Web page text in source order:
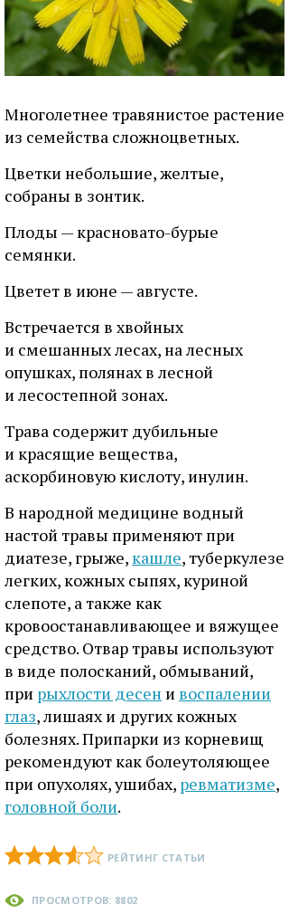
Многолетнее травянистое растение
из семейства сложноцветных.
Цветки небольшие, желтые,
собраны в зонтик.
Плоды — красновато-бурые
семянки.
Цветет в июне — августе.
Встречается в хвойных
и смешанных лесах, на лесных
опушках, полянах в лесной
и лесостепной зонах.
Трава содержит дубильные
и красящие вещества,
аскорбиновую кислоту, инулин.
В народной медицине водный
настой травы применяют при
диатезе, грыже, кашле, туберкулезе
легких, кожных сыпях, куриной
слепоте, а также как
кровоостанавливающее и вяжущее
средство. Отвар травы используют
в виде полосканий, обмываний,
при рыхлости десен и воспалении
глаз, лишаях и других кожных
болезнях. Припарки из корневищ
рекомендуют как болеутоляющее
при опухолях, ушибах, ревматизме,
головной боли.
РЕЙТИНГ СТАТЬИ
ПРОСМОТРОВ: 8802